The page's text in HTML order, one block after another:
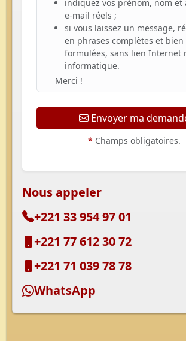
indiquez vos prénom, nom et
e-mail réels ;
si vous laissez un message,
en phrases complètes et bien
formulées, sans lien Internet
informatique.
Merci !
Envoyer ma
* Champs obligatoires.
Nous appeler
+221 33 954 97 01
+221 77 612 30 72
+221 71 039 78 78
WhatsApp